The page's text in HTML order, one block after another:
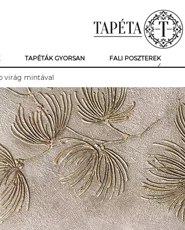
TAPÉTÁK GYORSAN FALI POSZTEREK
virág mintával